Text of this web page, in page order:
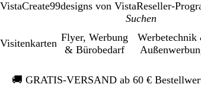
VistaCreate99designs von VistaReseller-
Visitenkarten
Flyer, Werbung
& Bürobedarf
Werbetechnik
🚚 GRATIS-VERSAND ab 60 €